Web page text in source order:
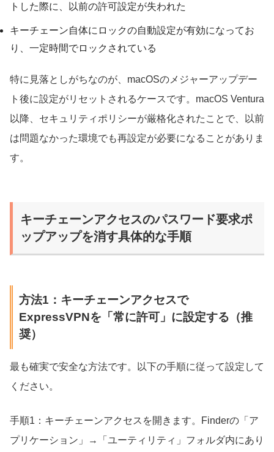
トした際に、以前の許可設定が失われた
キーチェーン自体にロックの自動設定が有効になってお
り、一定時間でロックされている
特に見落としがちなのが、macOSのメジャーアップデー
ト後に設定がリセットされるケースです。macOS Ventura
以降、セキュリティポリシーが厳格化されたことで、以前
は問題なかった環境でも再設定が必要になることがありま
す。
キーチェーンアクセスのパスワード要求ポ
ップアップを消す具体的な手順
方法1：キーチェーンアクセスで
ExpressVPNを「常に許可」に設定する（推
奨）
最も確実で安全な方法です。以下の手順に従って設定して
ください。
手順1：キーチェーンアクセスを開きます。Finderの「ア
プリケーション」→「ユーティリティ」フォルダ内にあり